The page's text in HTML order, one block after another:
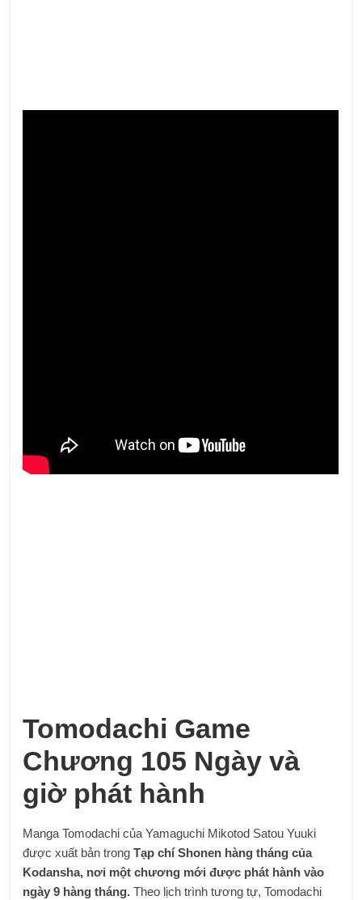
Tomodachi Game
Chương 105 Ngày và
giờ phát hành
Manga Tomodachi của Yamaguchi Mikotod Satou Yuuki
được xuất bản trongTạp chí Shonen hàng tháng của
Kodansha, nơi một chương mới được phát hành vào
ngày 9 hàng tháng.Theo lịch trình tương tự, Tomodachi